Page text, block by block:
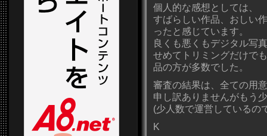
個人的な感想としては、
すばらしい作品、おしい
ったと感じています。
良くも悪くもデジタル写
せめてトリミングだけで
品の方が多数でした。
審査の結果は、全ての用
申し訳ありませんがもう
(少人数で運営しているの
K